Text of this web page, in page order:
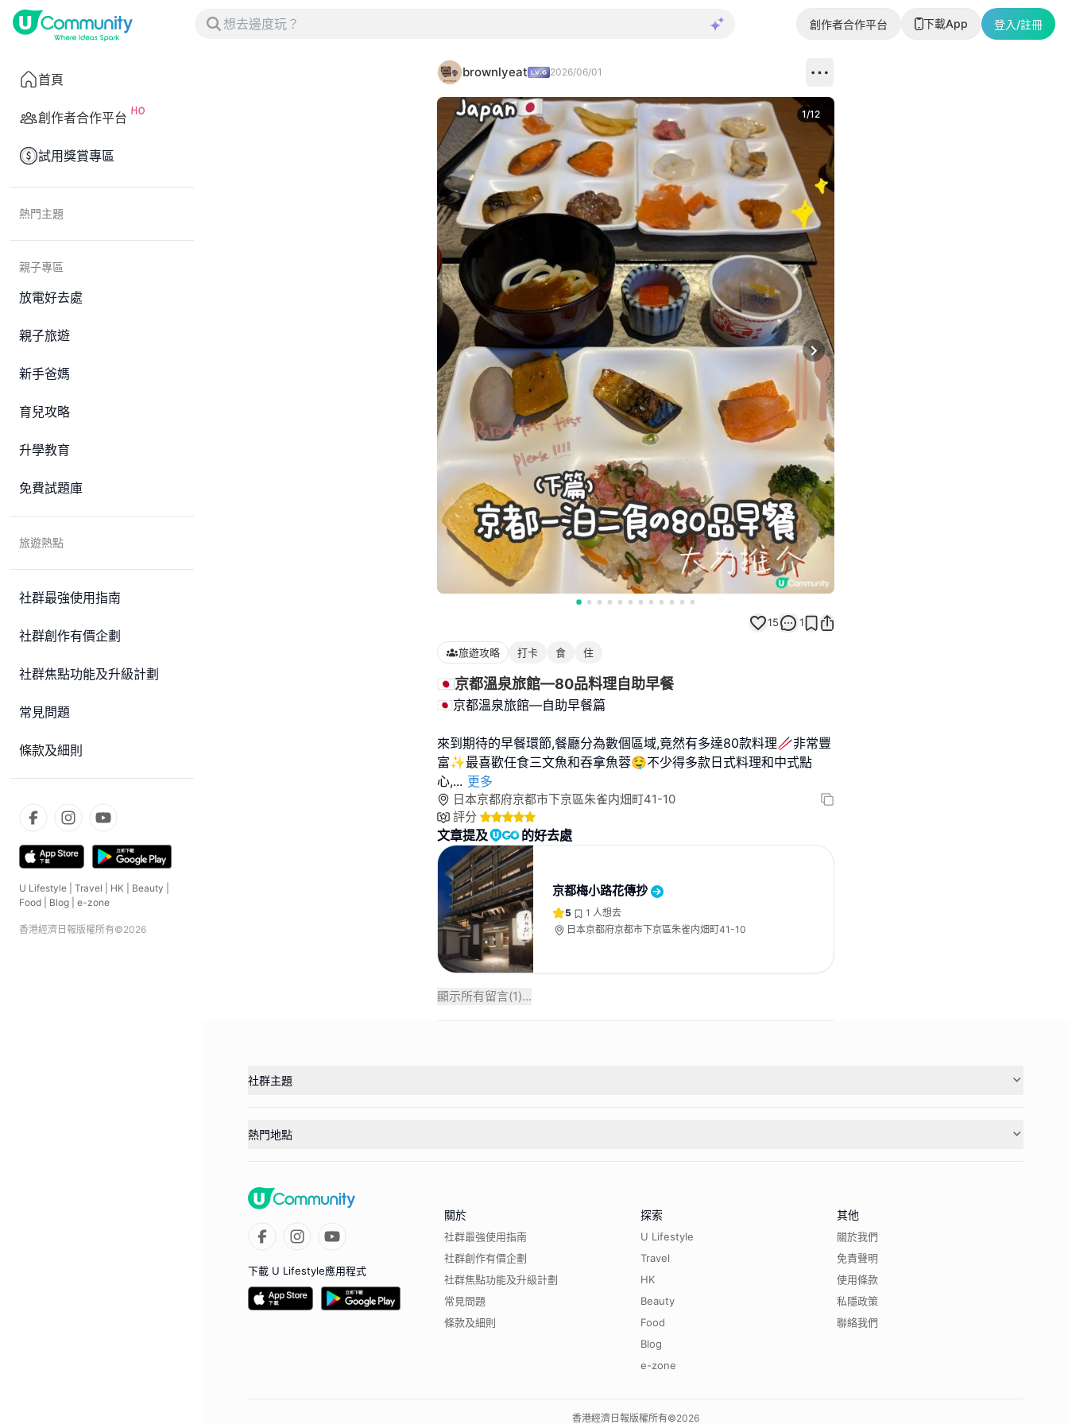
創作者合作平台 下載App 登入/註冊
首頁
創作者合作平台
試用獎賞專區
熱門主題
親子專區
放電好去處
親子旅遊
新手爸媽
育兒攻略
升學教育
免費試題庫
旅遊熱點
社群最強使用指南
社群創作有價企劃
社群焦點功能及升級計劃
常見問題
條款及細則
U Lifestyle Travel HK Beauty
Food
Blog e-zone
香港經濟日報版權所有©2026
brownlyeat 2026/06/01
Next slide
1/12
15 1
旅遊攻略 打卡 食 住
🇯🇵京都溫泉旅館—80品料理自助早餐
🇯🇵京都溫泉旅館—自助早餐篇
來到期待的早餐環節,餐廳分為數個區域,竟然有多達80款料理🥢非常豐
富✨最喜歡任食三文魚和吞拿魚蓉🤤不少得多款日式料理和中式點
心,... 更多
日本京都府京都市下京區朱雀内畑町41-10
評分
文章提及 的好去處
京都梅小路花傳抄
5 1 人想去
日本京都府京都市下京區朱雀内畑町41-10
顯示所有留言(1)...
社群主題
熱門地點
下載 U Lifestyle應用程式
關於
社群最強使用指南
社群創作有價企劃
社群焦點功能及升級計劃
常見問題
條款及細則
探索
U Lifestyle
Travel
HK
Beauty
Food
Blog
e-zone
其他
關於我們
免責聲明
使用條款
私隱政策
聯絡我們
香港經濟日報版權所有©2026